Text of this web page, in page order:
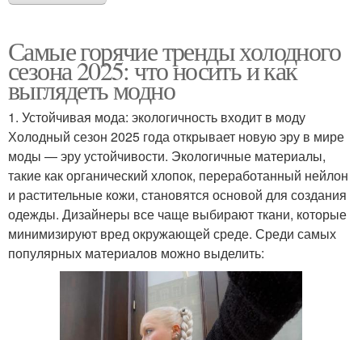
Самые горячие тренды холодного
сезона 2025: что носить и как
выглядеть модно
1. Устойчивая мода: экологичность входит в моду
Холодный сезон 2025 года открывает новую эру в мире
моды — эру устойчивости. Экологичные материалы,
такие как органический хлопок, переработанный нейлон
и растительные кожи, становятся основой для создания
одежды. Дизайнеры все чаще выбирают ткани, которые
минимизируют вред окружающей среде. Среди самых
популярных материалов можно выделить: